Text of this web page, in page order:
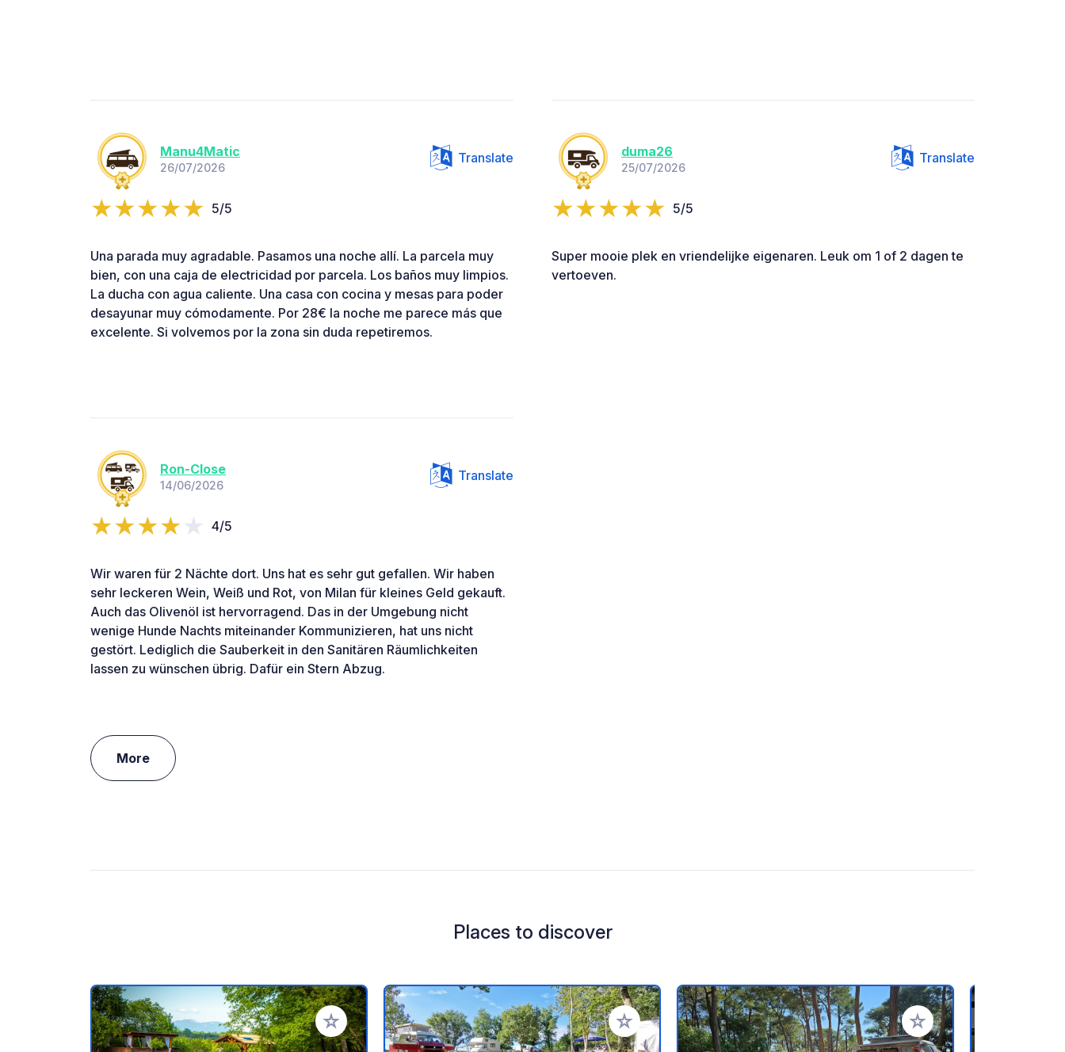
Manu4Matic
26/07/2026
Translate
5/5
Una parada muy agradable. Pasamos una noche allí. La parcela muy
bien, con una caja de electricidad por parcela. Los baños muy limpios.
La ducha con agua caliente. Una casa con cocina y mesas para poder
desayunar muy cómodamente. Por 28€ la noche me parece más que
excelente. Si volvemos por la zona sin duda repetiremos.
duma26
25/07/2026
Translate
5/5
Super mooie plek en vriendelijke eigenaren. Leuk om 1 of 2 dagen te
vertoeven.
Ron-Close
14/06/2026
Translate
4/5
Wir waren für 2 Nächte dort. Uns hat es sehr gut gefallen. Wir haben
sehr leckeren Wein, Weiß und Rot, von Milan für kleines Geld gekauft.
Auch das Olivenöl ist hervorragend. Das in der Umgebung nicht
wenige Hunde Nachts miteinander Kommunizieren, hat uns nicht
gestört. Lediglich die Sauberkeit in den Sanitären Räumlichkeiten
lassen zu wünschen übrig. Dafür ein Stern Abzug.
More
Places to discover
Add to your favorites Add to your favorites Add to your favorites